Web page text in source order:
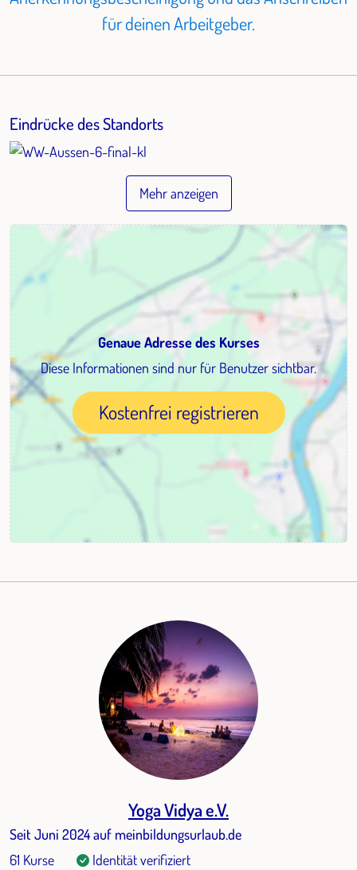
für deinen Arbeitgeber.
Eindrücke des Standorts
Mehr anzeigen
Genaue Adresse des Kurses
Diese Informationen sind nur für Benutzer sichtbar.
Kostenfrei registrieren
Yoga Vidya e.V.
Seit Juni 2024 auf meinbildungsurlaub.de
61 Kurse
Identität verifiziert